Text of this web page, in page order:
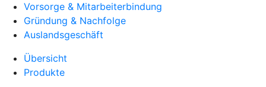
Vorsorge & Mitarbeiterbindung
Gründung & Nachfolge
Auslandsgeschäft
Übersicht
Produkte